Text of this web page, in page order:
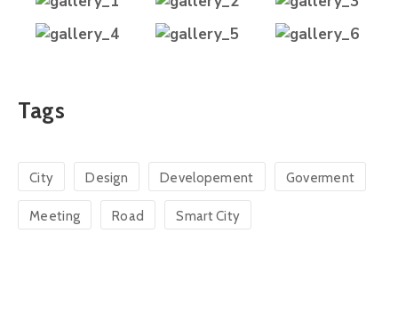
Tags
City Design Developement Goverment
Meeting Road Smart City